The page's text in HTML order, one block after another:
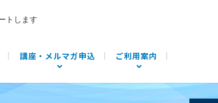
トします
講座・メルマガ申込 ご利用案内